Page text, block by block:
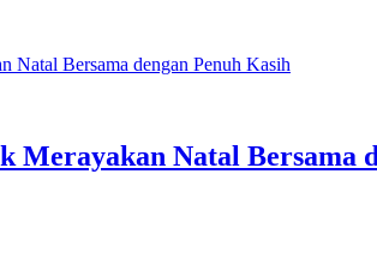
Natal Bersama dengan Penuh Kasih
Merayakan Natal Bersama